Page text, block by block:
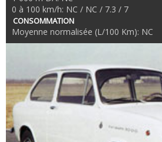
0 à 100 km/h: NC / NC / 7.3 / 7
CONSOMMATION
Moyenne normalisée (L/100 Km): NC